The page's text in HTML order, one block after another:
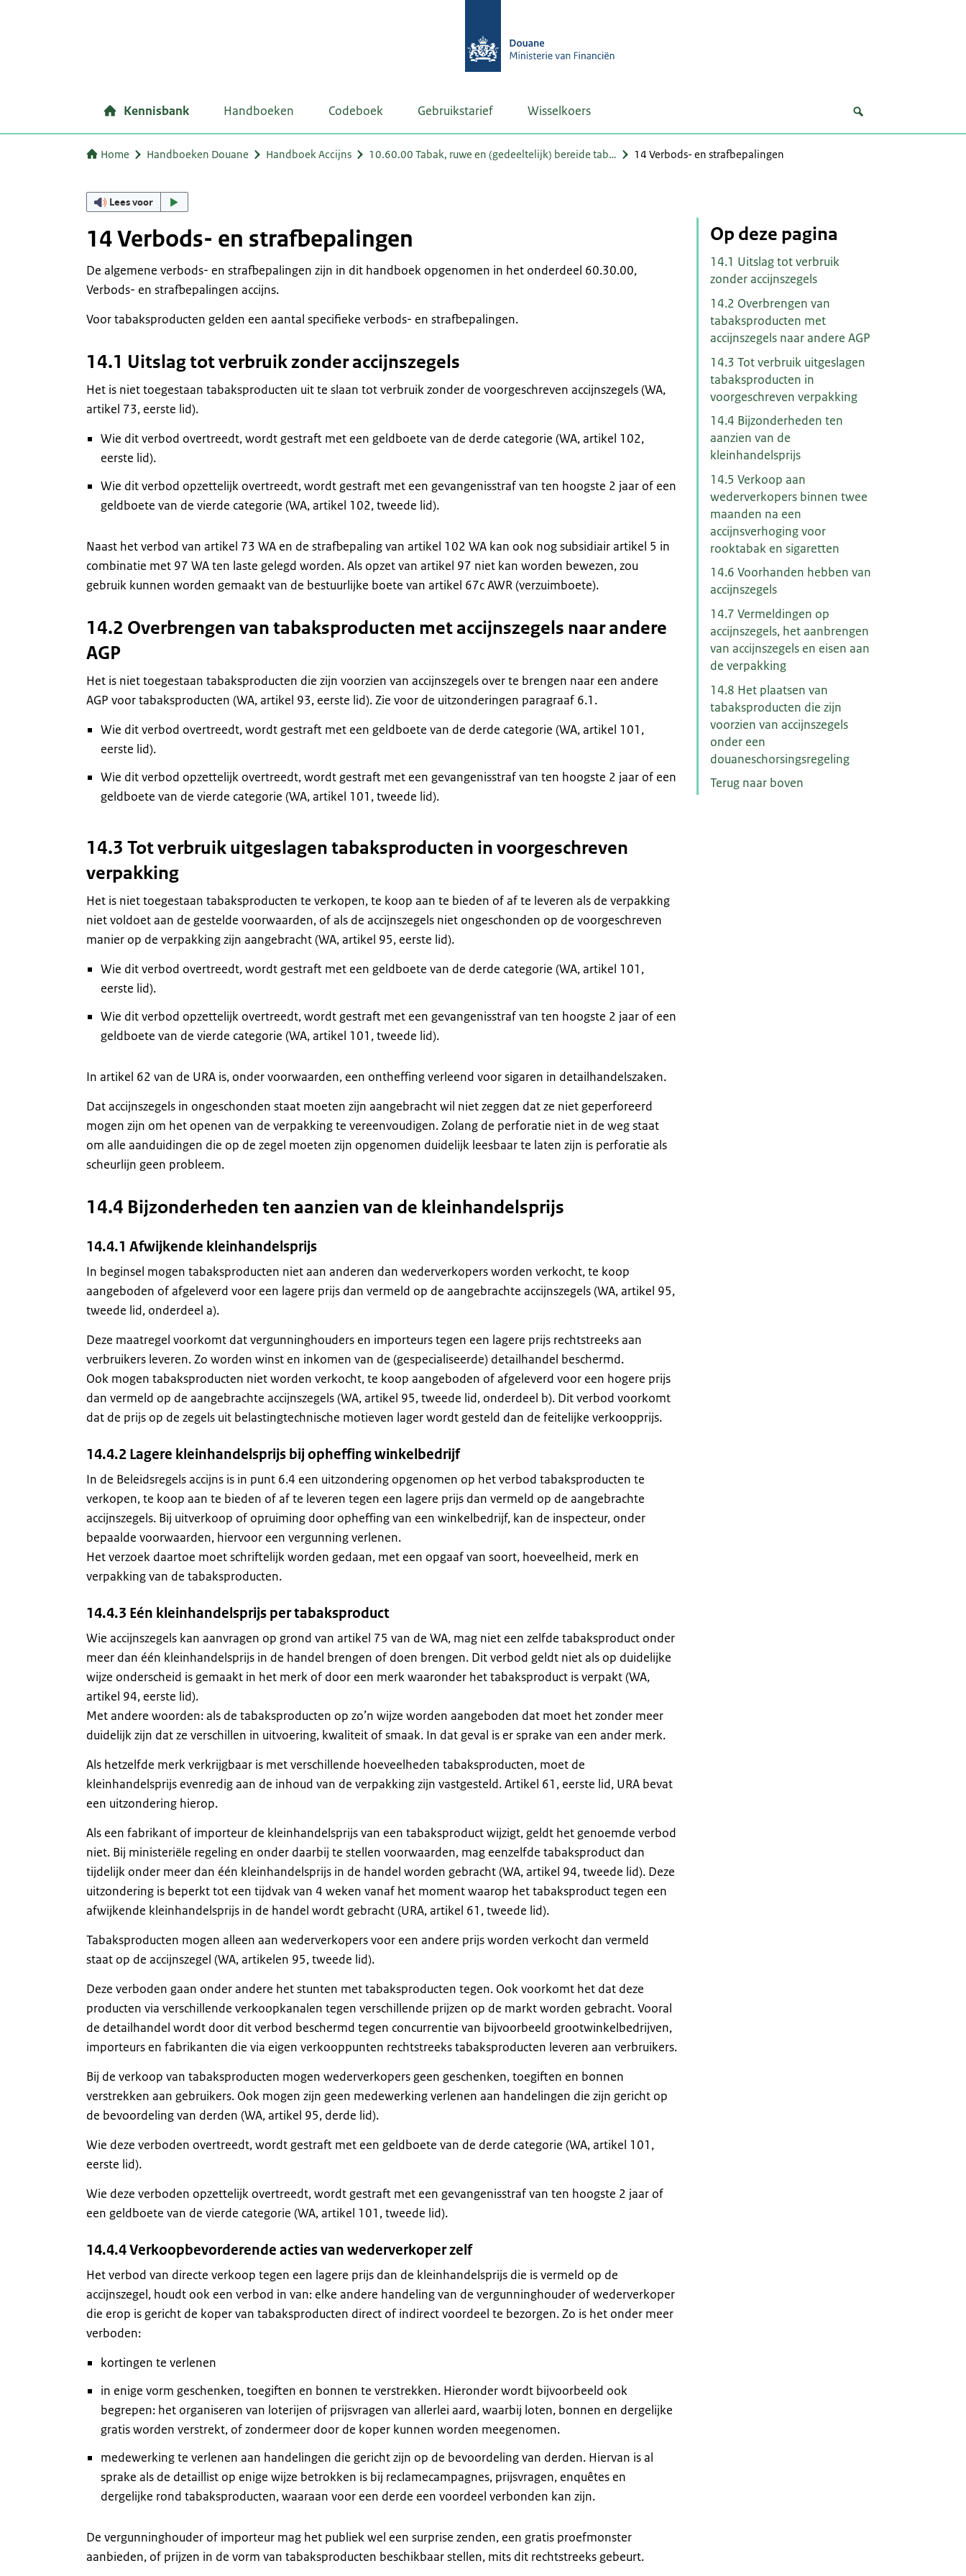
Kennisbank Handboeken Codeboek Gebruikstarief Wisselkoers
Home Handboeken Douane Handboek Accijns 10.60.00 Tabak, ruwe en (gedeeltelijk) bereide tab… 14 Verbods- en strafbepalingen
Op deze pagina
14.1 Uitslag tot verbruik
zonder accijnszegels
14.2 Overbrengen van
tabaksproducten met
accijnszegels naar andere AGP
14.3 Tot verbruik uitgeslagen
tabaksproducten in
voorgeschreven verpakking
14.4 Bijzonderheden ten
aanzien van de
kleinhandelsprijs
14.5 Verkoop aan
wederverkopers binnen twee
maanden na een
accijnsverhoging voor
rooktabak en sigaretten
14.6 Voorhanden hebben van
accijnszegels
14.7 Vermeldingen op
accijnszegels, het aanbrengen
van accijnszegels en eisen aan
de verpakking
14.8 Het plaatsen van
tabaksproducten die zijn
voorzien van accijnszegels
onder een
douaneschorsingsregeling
Terug naar boven
Lees voor
14 Verbods- en strafbepalingen
De algemene verbods- en strafbepalingen zijn in dit handboek opgenomen in het onderdeel 60.30.00,
Verbods- en strafbepalingen accijns.
Voor tabaksproducten gelden een aantal specifieke verbods- en strafbepalingen.
14.1 Uitslag tot verbruik zonder accijnszegels
Het is niet toegestaan tabaksproducten uit te slaan tot verbruik zonder de voorgeschreven accijnszegels (WA,
artikel 73, eerste lid).
Wie dit verbod overtreedt, wordt gestraft met een geldboete van de derde categorie (WA, artikel 102,
eerste lid).
Wie dit verbod opzettelijk overtreedt, wordt gestraft met een gevangenisstraf van ten hoogste 2 jaar of een
geldboete van de vierde categorie (WA, artikel 102, tweede lid).
Naast het verbod van artikel 73 WA en de strafbepaling van artikel 102 WA kan ook nog subsidiair artikel 5 in
combinatie met 97 WA ten laste gelegd worden. Als opzet van artikel 97 niet kan worden bewezen, zou
gebruik kunnen worden gemaakt van de bestuurlijke boete van artikel 67c AWR (verzuimboete).
14.2 Overbrengen van tabaksproducten met accijnszegels naar andere
AGP
Het is niet toegestaan tabaksproducten die zijn voorzien van accijnszegels over te brengen naar een andere
AGP voor tabaksproducten (WA, artikel 93, eerste lid). Zie voor de uitzonderingen paragraaf 6.1.
Wie dit verbod overtreedt, wordt gestraft met een geldboete van de derde categorie (WA, artikel 101,
eerste lid).
Wie dit verbod opzettelijk overtreedt, wordt gestraft met een gevangenisstraf van ten hoogste 2 jaar of een
geldboete van de vierde categorie (WA, artikel 101, tweede lid).
14.3 Tot verbruik uitgeslagen tabaksproducten in voorgeschreven
verpakking
Het is niet toegestaan tabaksproducten te verkopen, te koop aan te bieden of af te leveren als de verpakking
niet voldoet aan de gestelde voorwaarden, of als de accijnszegels niet ongeschonden op de voorgeschreven
manier op de verpakking zijn aangebracht (WA, artikel 95, eerste lid).
Wie dit verbod overtreedt, wordt gestraft met een geldboete van de derde categorie (WA, artikel 101,
eerste lid).
Wie dit verbod opzettelijk overtreedt, wordt gestraft met een gevangenisstraf van ten hoogste 2 jaar of een
geldboete van de vierde categorie (WA, artikel 101, tweede lid).
In artikel 62 van de URA is, onder voorwaarden, een ontheffing verleend voor sigaren in detailhandelszaken.
Dat accijnszegels in ongeschonden staat moeten zijn aangebracht wil niet zeggen dat ze niet geperforeerd
mogen zijn om het openen van de verpakking te vereenvoudigen. Zolang de perforatie niet in de weg staat
om alle aanduidingen die op de zegel moeten zijn opgenomen duidelijk leesbaar te laten zijn is perforatie als
scheurlijn geen probleem.
14.4 Bijzonderheden ten aanzien van de kleinhandelsprijs
14.4.1 Afwijkende kleinhandelsprijs
In beginsel mogen tabaksproducten niet aan anderen dan wederverkopers worden verkocht, te koop
aangeboden of afgeleverd voor een lagere prijs dan vermeld op de aangebrachte accijnszegels (WA, artikel 95,
tweede lid, onderdeel a).
Deze maatregel voorkomt dat vergunninghouders en importeurs tegen een lagere prijs rechtstreeks aan
verbruikers leveren. Zo worden winst en inkomen van de (gespecialiseerde) detailhandel beschermd.
Ook mogen tabaksproducten niet worden verkocht, te koop aangeboden of afgeleverd voor een hogere prijs
dan vermeld op de aangebrachte accijnszegels (WA, artikel 95, tweede lid, onderdeel b). Dit verbod voorkomt
dat de prijs op de zegels uit belastingtechnische motieven lager wordt gesteld dan de feitelijke verkoopprijs.
14.4.2 Lagere kleinhandelsprijs bij opheffing winkelbedrijf
In de Beleidsregels accijns is in punt 6.4 een uitzondering opgenomen op het verbod tabaksproducten te
verkopen, te koop aan te bieden of af te leveren tegen een lagere prijs dan vermeld op de aangebrachte
accijnszegels. Bij uitverkoop of opruiming door opheffing van een winkelbedrijf, kan de inspecteur, onder
bepaalde voorwaarden, hiervoor een vergunning verlenen.
Het verzoek daartoe moet schriftelijk worden gedaan, met een opgaaf van soort, hoeveelheid, merk en
verpakking van de tabaksproducten.
14.4.3 Eén kleinhandelsprijs per tabaksproduct
Wie accijnszegels kan aanvragen op grond van artikel 75 van de WA, mag niet een zelfde tabaksproduct onder
meer dan één kleinhandelsprijs in de handel brengen of doen brengen. Dit verbod geldt niet als op duidelijke
wijze onderscheid is gemaakt in het merk of door een merk waaronder het tabaksproduct is verpakt (WA,
artikel 94, eerste lid).
Met andere woorden: als de tabaksproducten op zo’n wijze worden aangeboden dat moet het zonder meer
duidelijk zijn dat ze verschillen in uitvoering, kwaliteit of smaak. In dat geval is er sprake van een ander merk.
Als hetzelfde merk verkrijgbaar is met verschillende hoeveelheden tabaksproducten, moet de
kleinhandelsprijs evenredig aan de inhoud van de verpakking zijn vastgesteld. Artikel 61, eerste lid, URA bevat
een uitzondering hierop.
Als een fabrikant of importeur de kleinhandelsprijs van een tabaksproduct wijzigt, geldt het genoemde verbod
niet. Bij ministeriële regeling en onder daarbij te stellen voorwaarden, mag eenzelfde tabaksproduct dan
tijdelijk onder meer dan één kleinhandelsprijs in de handel worden gebracht (WA, artikel 94, tweede lid). Deze
uitzondering is beperkt tot een tijdvak van 4 weken vanaf het moment waarop het tabaksproduct tegen een
afwijkende kleinhandelsprijs in de handel wordt gebracht (URA, artikel 61, tweede lid).
Tabaksproducten mogen alleen aan wederverkopers voor een andere prijs worden verkocht dan vermeld
staat op de accijnszegel (WA, artikelen 95, tweede lid).
Deze verboden gaan onder andere het stunten met tabaksproducten tegen. Ook voorkomt het dat deze
producten via verschillende verkoopkanalen tegen verschillende prijzen op de markt worden gebracht. Vooral
de detailhandel wordt door dit verbod beschermd tegen concurrentie van bijvoorbeeld grootwinkelbedrijven,
importeurs en fabrikanten die via eigen verkooppunten rechtstreeks tabaksproducten leveren aan verbruikers.
Bij de verkoop van tabaksproducten mogen wederverkopers geen geschenken, toegiften en bonnen
verstrekken aan gebruikers. Ook mogen zijn geen medewerking verlenen aan handelingen die zijn gericht op
de bevoordeling van derden (WA, artikel 95, derde lid).
Wie deze verboden overtreedt, wordt gestraft met een geldboete van de derde categorie (WA, artikel 101,
eerste lid).
Wie deze verboden opzettelijk overtreedt, wordt gestraft met een gevangenisstraf van ten hoogste 2 jaar of
een geldboete van de vierde categorie (WA, artikel 101, tweede lid).
14.4.4 Verkoopbevorderende acties van wederverkoper zelf
Het verbod van directe verkoop tegen een lagere prijs dan de kleinhandelsprijs die is vermeld op de
accijnszegel, houdt ook een verbod in van: elke andere handeling van de vergunninghouder of wederverkoper
die erop is gericht de koper van tabaksproducten direct of indirect voordeel te bezorgen. Zo is het onder meer
verboden:
kortingen te verlenen
in enige vorm geschenken, toegiften en bonnen te verstrekken. Hieronder wordt bijvoorbeeld ook
begrepen: het organiseren van loterijen of prijsvragen van allerlei aard, waarbij loten, bonnen en dergelijke
gratis worden verstrekt, of zondermeer door de koper kunnen worden meegenomen.
medewerking te verlenen aan handelingen die gericht zijn op de bevoordeling van derden. Hiervan is al
sprake als de detaillist op enige wijze betrokken is bij reclamecampagnes, prijsvragen, enquêtes en
dergelijke rond tabaksproducten, waaraan voor een derde een voordeel verbonden kan zijn.
De vergunninghouder of importeur mag het publiek wel een surprise zenden, een gratis proefmonster
aanbieden, of prijzen in de vorm van tabaksproducten beschikbaar stellen, mits dit rechtstreeks gebeurt.